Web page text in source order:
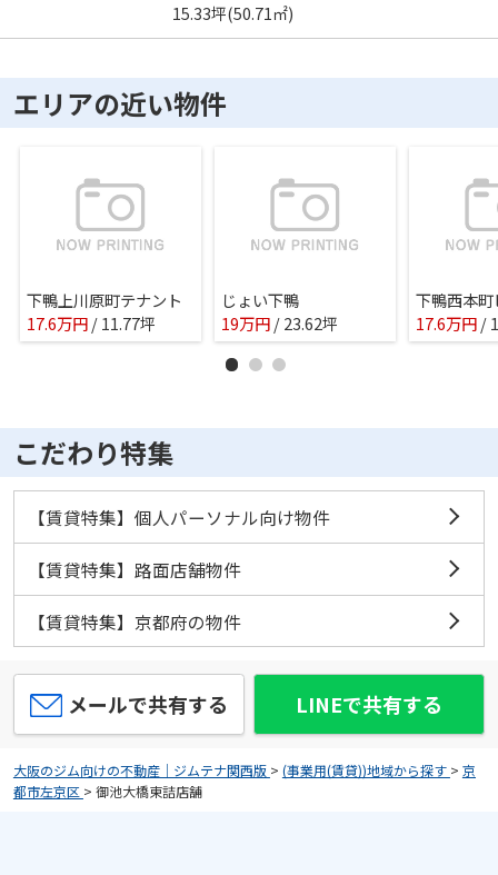
15.33坪(50.71㎡)
エリアの近い物件
下鴨上川原町テナント
17.6万円/ 11.77坪
じょい下鴨
19万円/ 23.62坪
下鴨西本町
17.6万円/
こだわり特集
【賃貸特集】個人パーソナル向け物件
【賃貸特集】路面店舗物件
【賃貸特集】京都府の物件
メールで共有する LINEで共有する
大阪のジム向けの不動産｜ジムテナ関西版 > (事業用(賃貸))地域から探す > 京
都市左京区 > 御池大橋東詰店舗